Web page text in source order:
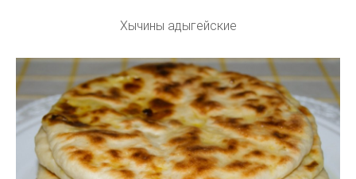
Хычины адыгейские